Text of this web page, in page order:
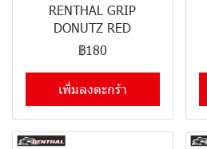
RENTHAL GRIP
DONUTZ RED
฿180
เพิ่มลงตะกร้า